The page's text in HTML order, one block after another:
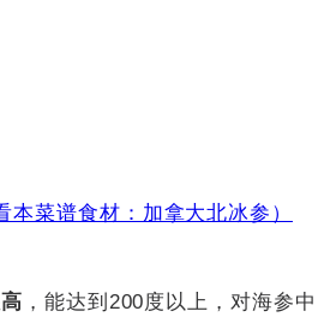
本菜谱食材：加拿大北冰参）
，能达到200度以上，对海参中